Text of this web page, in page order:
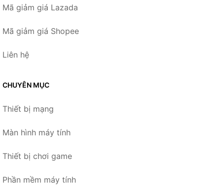
Mã giảm giá Lazada
Mã giảm giá Shopee
Liên hệ
CHUYÊN MỤC
Thiết bị mạng
Màn hình máy tính
Thiết bị chơi game
Phần mềm máy tính